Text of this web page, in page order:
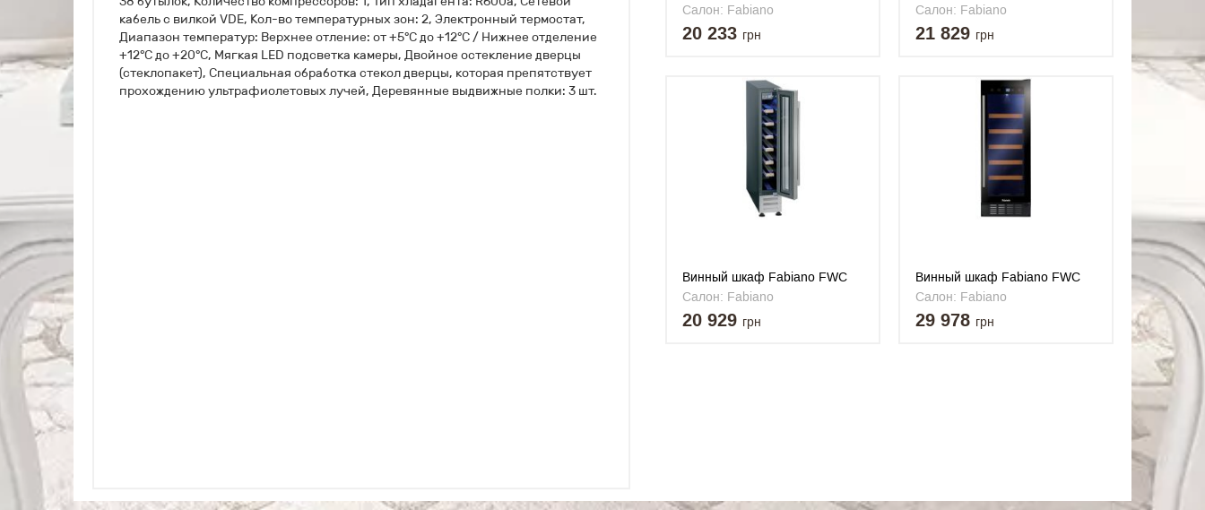
кабель с вилкой VDE, Кол-во температурных зон: 2, Электронный термостат,
Диапазон температур: Верхнее отление: от +5°С до +12°С / Нижнее отделение
+12°С до +20°С, Мягкая LED подсветка камеры, Двойное остекление дверцы
(стеклопакет), Специальная обработка стекол дверцы, которая препятствует
прохождению ультрафиолетовых лучей, Деревянные выдвижные полки: 3 шт.
Салон: Fabiano
20 233 грн
145 Black
Салон: Fabiano
21 829 грн
Винный шкаф Fabiano FWC
145 Inox
Салон: Fabiano
20 929 грн
Винный шкаф Fabiano FWC
295 Black
Салон: Fabiano
29 978 грн